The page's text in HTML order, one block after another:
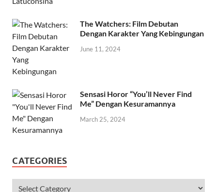
The Watchers: Film Debutan
Dengan Karakter Yang Kebingungan
June 11, 2024
Sensasi Horor “You’ll Never Find
Me” Dengan Kesuramannya
March 25, 2024
CATEGORIES